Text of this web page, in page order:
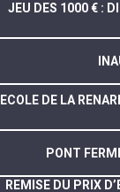
JEU DES 1000 € :
ECOLE DE LA
PONT
REMISE DU PRIX